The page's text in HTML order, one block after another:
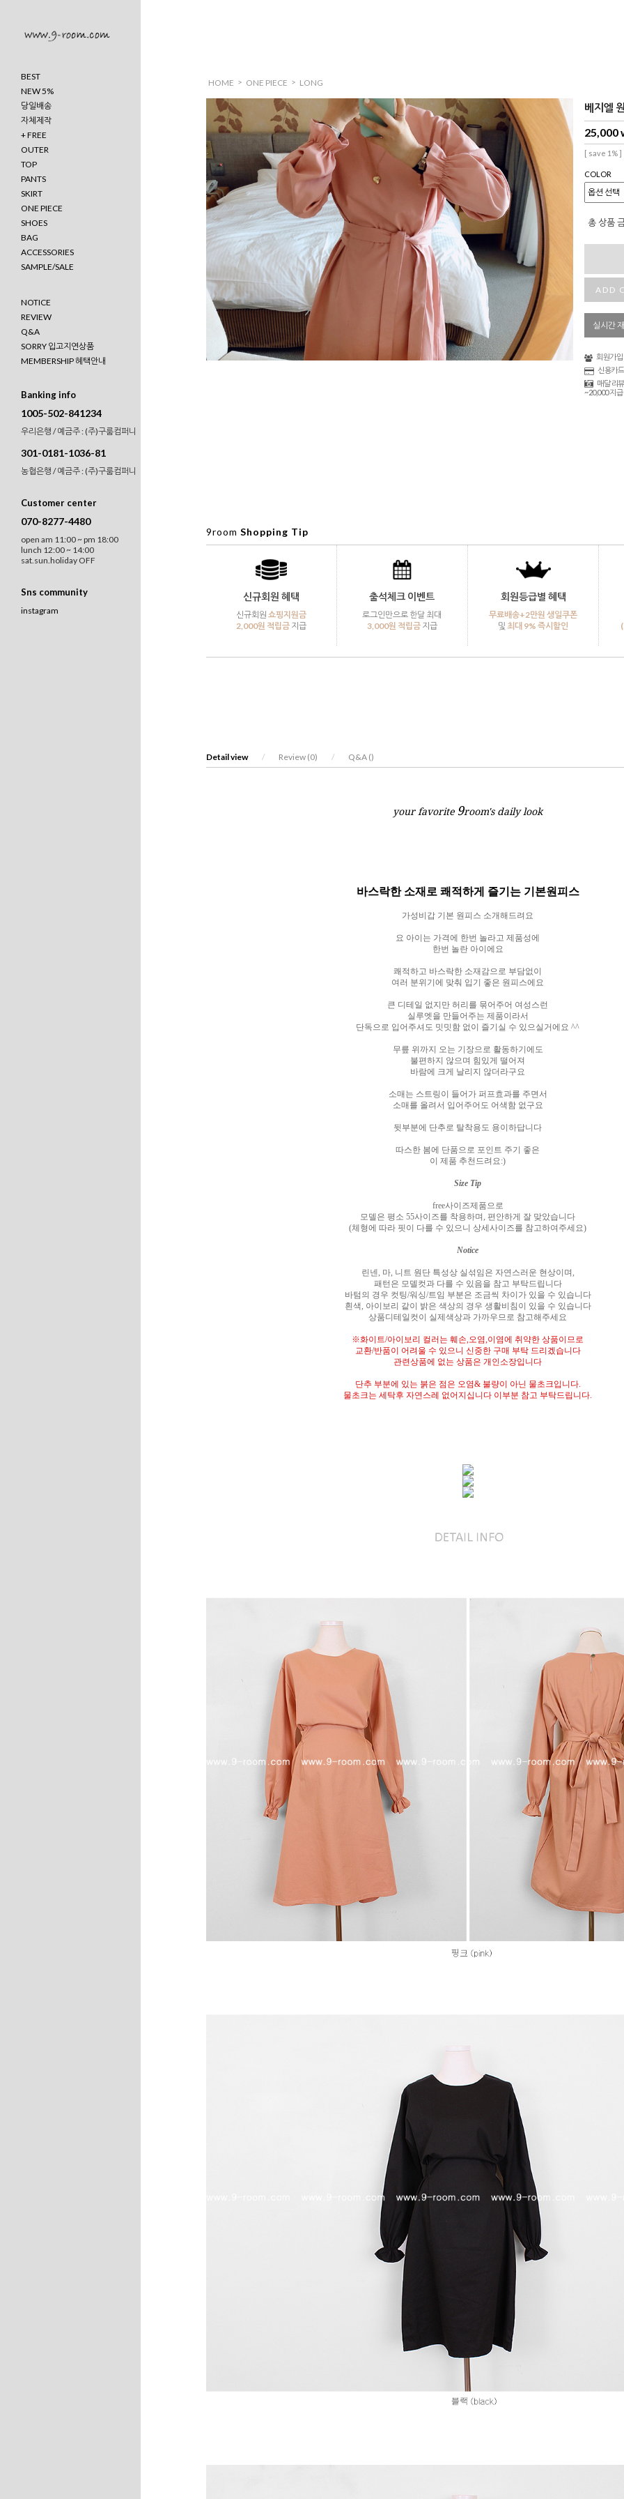
BEST
NEW 5%
당일배송
자체제작
+ FREE
OUTER
TOP
PANTS
SKIRT
ONE PIECE
SHOES
BAG
ACCESSORIES
SAMPLE/SALE
NOTICE
REVIEW
Q&A
SORRY 입고지연상품
MEMBERSHIP 혜택안내
Banking info
1005-502-841234
우리은행 / 예금주 : (주)구룸컴퍼니
301-0181-1036-81
농협은행 / 예금주 : (주)구룸컴퍼니
Customer center
070-8277-4480
open am 11:00 ~ pm 18:00
lunch 12:00 ~ 14:00
sat.sun.holiday OFF
Sns community
instagram
HOME > ONE PIECE > LONG
베지엘
25,000
[ save 1% ]
COLOR
총 상품
ADD
실시간
회원가입
신용카
매달 리
~20,000 지급
9room Shopping Tip
신규회원 혜택
신규회원 쇼핑지원금
2,000원 적립금지급
출석체크 이벤트
로그인만으로 한달 최대
3,000원 적립금지급
회원등급별 혜택
무료배송+2만원 생일쿠폰
및 최대 9% 즉시할인
Detail view / Review (0) / Q&A ()
your favorite 9room's daily look
바스락한 소재로 쾌적하게 즐기는 기본원피스
가성비갑 기본 원피스 소개해드려요
요 아이는 가격에 한번 놀라고 제품성에
한번 놀란 아이에요
쾌적하고 바스락한 소재감으로 부담없이
여러 분위기에 맞춰 입기 좋은 원피스에요
큰 디테일 없지만 허리를 묶어주어 여성스런
실루엣을 만들어주는 제품이라서
단독으로 입어주셔도 밋밋함 없이 즐기실 수 있으실거에요^^
무릎 위까지 오는 기장으로 활동하기에도
불편하지 않으며 힘있게 떨어져
바람에 크게 날리지 않더라구요
소매는 스트링이 들어가 퍼프효과를 주면서
소매를 올려서 입어주어도 어색함 없구요
뒷부분에 단추로 탈착용도 용이하답니다
따스한 봄에 단품으로 포인트 주기 좋은
이 제품 추천드려요:)
Size Tip
free사이즈제품으로
모델은 평소55사이즈를 착용하며,편안하게 잘 맞았습니다
(체형에 따라 핏이 다를 수 있으니 상세사이즈를 참고하여주세요)
Notice
린넨, 마, 니트 원단 특성상 실섞임은 자연스러운 현상이며,
패턴은 모델컷과 다를 수 있음을 참고 부탁드립니다
바텀의 경우 컷팅/워싱/트임 부분은 조금씩 차이가 있을 수 있습니다
흰색, 아이보리 같이 밝은 색상의 경우 생활비침이 있을 수 있습니다
상품디테일컷이 실제색상과 가까우므로 참고해주세요
※화이트/아이보리 컬러는 훼손,오염,이염에 취약한 상품이므로
교환/반품이 어려울 수 있으니 신중한 구매 부탁 드리겠습니다
관련상품에 없는 상품은 개인소장입니다
단추 부분에 있는 붉은 점은 오염& 불량이 아닌 물초크입니다.
물초크는 세탁후 자연스레 없어지십니다 이부분 참고 부탁드립니다.